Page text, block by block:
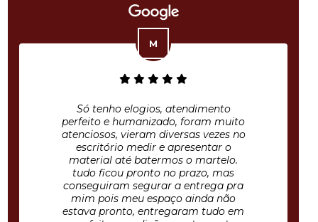
Só tenho elogios, atendimento
perfeito e humanizado, foram muito
atenciosos, vieram diversas vezes no
escritório medir e apresentar o
material até batermos o martelo.
tudo ficou pronto no prazo, mas
conseguiram segurar a entrega pra
mim pois meu espaço ainda não
estava pronto, entregaram tudo em